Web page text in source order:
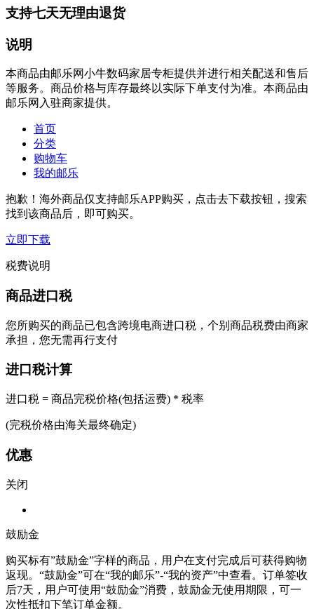
支持七天无理由退货
说明
本商品由邮乐网小牛数码家居专柜提供并进行相关配送和售后
等服务。商品价格与库存最终以实际下单支付为准。本商品由
邮乐网入驻商家提供。
首页
分类
购物车
我的邮乐
抱歉！海外商品仅支持邮乐APP购买，点击去下载按钮，搜索
找到该商品后，即可购买。
立即下载
税费说明
商品进口税
您所购买的商品已包含跨境电商进口税，个别商品税费由商家
承担，您无需再行支付
进口税计算
进口税 = 商品完税价格(包括运费) * 税率
(完税价格由海关最终确定)
优惠
关闭
鼓励金
购买标有”鼓励金”字样的商品，用户在支付完成后可获得购物
返现。“鼓励金”可在“我的邮乐”-“我的资产”中查看。订单签收
后7天，用户可使用“鼓励金”消费，鼓励金无使用期限，可一
次性抵扣下笔订单金额。